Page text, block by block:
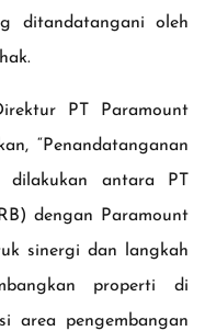
ditandatangani oleh
PT Paramount
“Penandatanganan
antara PT
dengan Paramount
sinergi dan langkah
properti di
area pengembangan